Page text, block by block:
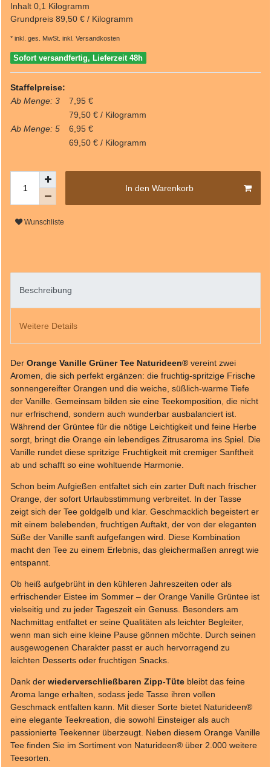
Inhalt 0,1 Kilogramm
Grundpreis 89,50 € / Kilogramm
* inkl. ges. MwSt. inkl. Versandkosten
Sofort versandfertig, Lieferzeit 48h
Staffelpreise:
Ab Menge: 3
7,95 €
79,50 € / Kilogramm
Ab Menge: 5
6,95 €
69,50 € / Kilogramm
In den Warenkorb
Wunschliste
Beschreibung
Weitere Details
Der Orange Vanille Grüner Tee Naturideen® vereint zwei
Aromen, die sich perfekt ergänzen: die fruchtig-spritzige Frische
sonnengereifter Orangen und die weiche, süßlich-warme Tiefe
der Vanille. Gemeinsam bilden sie eine Teekomposition, die nicht
nur erfrischend, sondern auch wunderbar ausbalanciert ist.
Während der Grüntee für die nötige Leichtigkeit und feine Herbe
sorgt, bringt die Orange ein lebendiges Zitrusaroma ins Spiel. Die
Vanille rundet diese spritzige Fruchtigkeit mit cremiger Sanftheit
ab und schafft so eine wohltuende Harmonie.
Schon beim Aufgießen entfaltet sich ein zarter Duft nach frischer
Orange, der sofort Urlaubsstimmung verbreitet. In der Tasse
zeigt sich der Tee goldgelb und klar. Geschmacklich begeistert er
mit einem belebenden, fruchtigen Auftakt, der von der eleganten
Süße der Vanille sanft aufgefangen wird. Diese Kombination
macht den Tee zu einem Erlebnis, das gleichermaßen anregt wie
entspannt.
Ob heiß aufgebrüht in den kühleren Jahreszeiten oder als
erfrischender Eistee im Sommer – der Orange Vanille Grüntee ist
vielseitig und zu jeder Tageszeit ein Genuss. Besonders am
Nachmittag entfaltet er seine Qualitäten als leichter Begleiter,
wenn man sich eine kleine Pause gönnen möchte. Durch seinen
ausgewogenen Charakter passt er auch hervorragend zu
leichten Desserts oder fruchtigen Snacks.
Dank der wiederverschließbaren Zipp-Tüte bleibt das feine
Aroma lange erhalten, sodass jede Tasse ihren vollen
Geschmack entfalten kann. Mit dieser Sorte bietet Naturideen®
eine elegante Teekreation, die sowohl Einsteiger als auch
passionierte Teekenner überzeugt. Neben diesem Orange Vanille
Tee finden Sie im Sortiment von Naturideen® über 2.000 weitere
Teesorten.